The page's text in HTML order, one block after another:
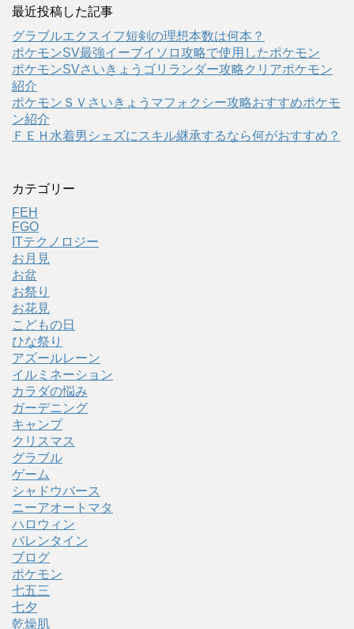
最近投稿した記事
グラブルエクスイフ短剣の理想本数は何本？
ポケモンSV最強イーブイソロ攻略で使用したポケモン
ポケモンSVさいきょうゴリランダー攻略クリアポケモン
紹介
ポケモンＳＶさいきょうマフォクシー攻略おすすめポケモ
ン紹介
ＦＥＨ水着男シェズにスキル継承するなら何がおすすめ？
カテゴリー
FEH
FGO
ITテクノロジー
お月見
お盆
お祭り
お花見
こどもの日
ひな祭り
アズールレーン
イルミネーション
カラダの悩み
ガーデニング
キャンプ
クリスマス
グラブル
ゲーム
シャドウバース
ニーアオートマタ
ハロウィン
バレンタイン
ブログ
ポケモン
七五三
七夕
乾燥肌